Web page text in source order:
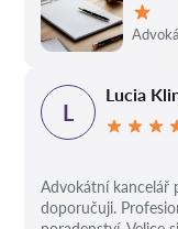
L
Lucia
Advokátní kancelář
doporučuji.